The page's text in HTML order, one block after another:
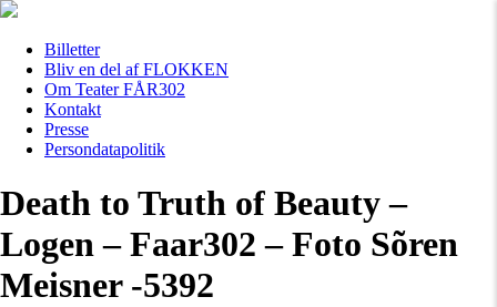
Billetter
Bliv en del af FLOKKEN
Om Teater FÅR302
Kontakt
Presse
Persondatapolitik
Death to Truth of Beauty –
Logen – Faar302 – Foto Sõren
Meisner -5392